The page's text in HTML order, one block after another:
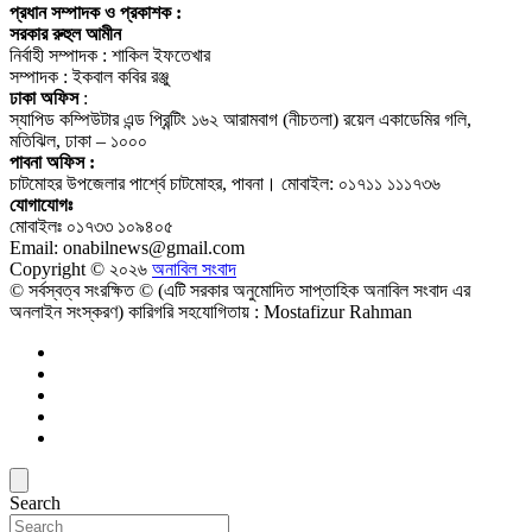
প্রধান সম্পাদক ও প্রকাশক :
সরকার রুহুল আমীন
নির্বাহী সম্পাদক : শাকিল ইফতেখার
সম্পাদক : ইকবাল কবির রঞ্জু
ঢাকা অফিস :
স্যাপিড কম্পিউটার এন্ড প্রিন্টিং ১৬২ আরামবাগ (নীচতলা) রয়েল একাডেমির গলি,
মতিঝিল, ঢাকা – ১০০০
পাবনা অফিস :
চাটমোহর উপজেলার পার্শ্বে চাটমোহর, পাবনা। মোবাইল: ০১৭১১ ১১১৭৩৬
যোগাযোগঃ
মোবাইলঃ ০১৭৩৩ ১০৯৪০৫
Email: onabilnews@gmail.com
Copyright © ২০২৬ অনাবিল সংবাদ
© সর্বস্বত্ব সংরক্ষিত © (এটি সরকার অনুমোদিত সাপ্তাহিক অনাবিল সংবাদ এর
অনলাইন সংস্করণ) কারিগরি সহযোগিতায় : Mostafizur Rahman
Search